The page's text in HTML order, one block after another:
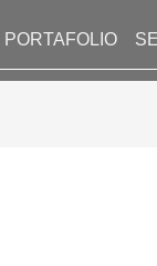
PORTAFOLIO